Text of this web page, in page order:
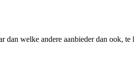
dan welke andere aanbieder dan ook,